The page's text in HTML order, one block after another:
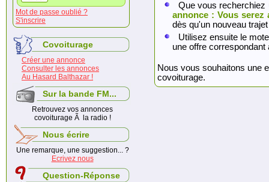
Mot de passe oublié ?
S'inscrire
Covoiturage
Créer une annonce
Consulter les annonces
Au Hasard Balthazar !
Sur la bande FM...
Retrouvez vos annonces
covoiturage Ã la radio !
Nous écrire
Une remarque, une suggestion... ?
Ecrivez nous
Question-Réponse
Que vous
annonce : Vous serez
dès qu'un nouveau
Utilisez ensuite le
une offre
Nous vous souhaitons une
covoiturage.